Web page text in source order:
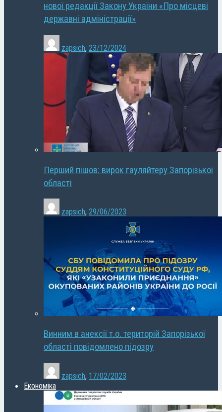
нової редакції Закону України «Про місцеві
державні адміністрації»
zapsich, 23/12/2024
Перший пішов: вирок гауляйтеру Запорізької
області
zapsich, 29/06/2023
Винним в анексії т.о. територій Запорізької
області повідомлено підозру
zapsich, 17/02/2023
Економіка